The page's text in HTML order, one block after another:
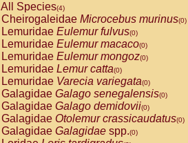
All Species(4)
Cheirogaleidae Microcebus murinus(0)
Lemuridae Eulemur fulvus(0)
Lemuridae Eulemur macaco(0)
Lemuridae Eulemur mongoz(0)
Lemuridae Lemur catta(0)
Lemuridae Varecia variegata(0)
Galagidae Galago senegalensis(0)
Galagidae Galago demidovii(0)
Galagidae Otolemur crassicaudatus(0)
Galagidae Galagidae spp.(0)